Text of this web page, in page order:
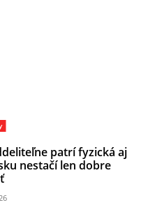
patrí fyzická aj
nestačí len dobre